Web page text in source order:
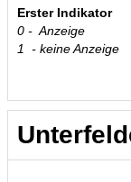
Erster Indikator
0 - Anzeige
1 - keine Anzeige